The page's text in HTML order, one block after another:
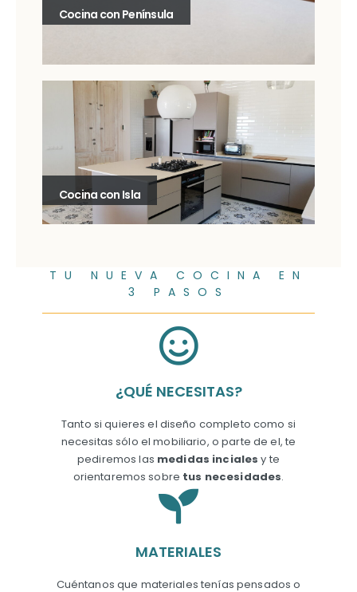
Cocina con Península
Cocina con Isla
TU NUEVA COCINA EN
3 PASOS
¿QUÉ NECESITAS?
Tanto si quieres el diseño completo como si
necesitas sólo el mobiliario, o parte de el, te
pediremos las medidas inciales y te
orientaremos sobre tus necesidades.
MATERIALES
Cuéntanos que materiales tenías pensados o